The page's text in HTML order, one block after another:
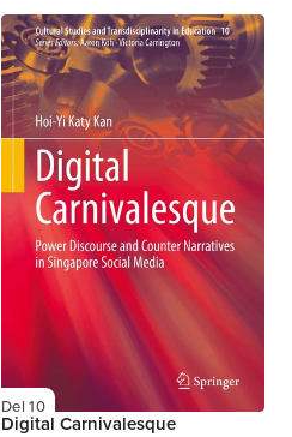
Del 10
Digital Carnivalesque